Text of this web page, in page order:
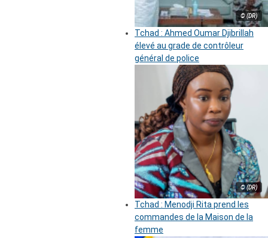
© (DR)
Tchad : Ahmed Oumar Djibrillah
élevé au grade de contrôleur
général de police
© (DR)
Tchad : Menodji Rita prend les
commandes de la Maison de la
femme